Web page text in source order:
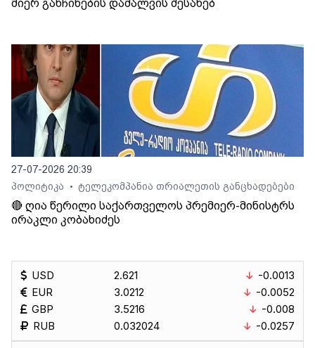
მიერ განჩინების დამალვის შესახებ
27-07-2026 20:39
პოლიტიკა
• ტელეკომპანია თრიალეთის განცხადებები
🔴 ღია წერილი საქართველოს პრემიერ-მინისტრს
ირაკლი კობახიძეს
USD
EUR
GBP
RUB
2.621
3.0212
3.5216
0.032024
-0.0013
-0.0052
-0.008
-0.0257